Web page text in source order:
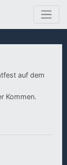
auf dem
Kommen.